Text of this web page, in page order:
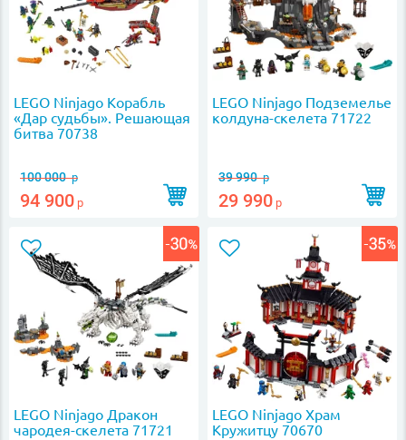
LEGO Ninjago Корабль
«Дар судьбы». Решающая
битва 70738
100 000р
94 900 р
LEGO Ninjago Подземелье
колдуна-скелета 71722
39 990р
29 990 р
LEGO Ninjago Дракон
чародея-скелета 71721
LEGO Ninjago Храм
Кружитцу 70670